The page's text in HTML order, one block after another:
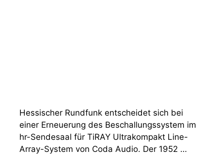
Hessischer Rundfunk entscheidet sich bei
einer Erneuerung des Beschallungssystem im
hr-Sendesaal für TiRAY Ultrakompakt Line-
Array-System von Coda Audio. Der 1952 …